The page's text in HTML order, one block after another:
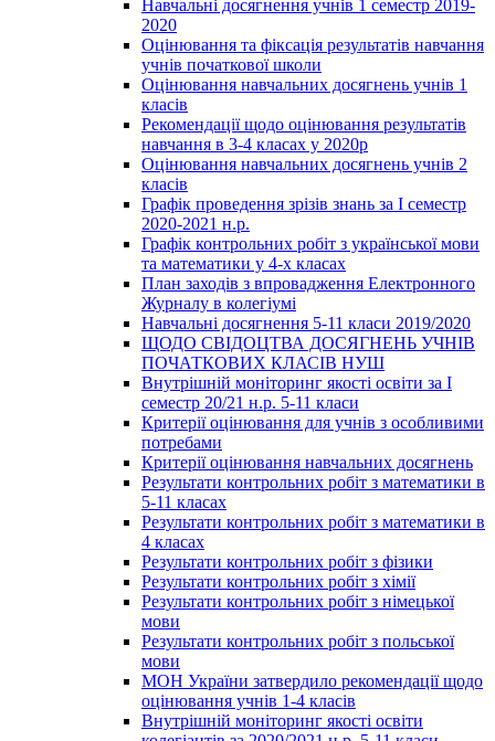
Навчальні досягнення учнів 1 семестр 2019-
2020
Оцінювання та фіксація результатів навчання
учнів початкової школи
Оцінювання навчальних досягнень учнів 1
класів
Рекомендації щодо оцінювання результатів
навчання в 3-4 класах у 2020р
Оцінювання навчальних досягнень учнів 2
класів
Графік проведення зрізів знань за І семестр
2020-2021 н.р.
Графік контрольних робіт з української мови
та математики у 4-х класах
План заходів з впровадження Електронного
Журналу в колегіумі
Навчальні досягнення 5-11 класи 2019/2020
ЩОДО СВІДОЦТВА ДОСЯГНЕНЬ УЧНІВ
ПОЧАТКОВИХ КЛАСІВ НУШ
Внутрішній моніторинг якості освіти за І
семестр 20/21 н.р. 5-11 класи
Критерії оцінювання для учнів з особливими
потребами
Критерії оцінювання навчальних досягнень
Результати контрольних робіт з математики в
5-11 класах
Результати контрольних робіт з математики в
4 класах
Результати контрольних робіт з фізики
Результати контрольних робіт з хімії
Результати контрольних робіт з німецької
мови
Результати контрольних робіт з польської
мови
МОН України затвердило рекомендації щодо
оцінювання учнів 1-4 класів
Внутрішній моніторинг якості освіти